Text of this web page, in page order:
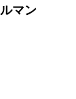
マン